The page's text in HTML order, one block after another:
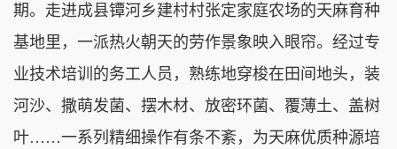
期。走进成县镡河乡建村村张定家庭农场的天麻育种
基地里，一派热火朝天的劳作景象映入眼帘。经过专
业技术培训的务工人员，熟练地穿梭在田间地头，装
河沙、撒萌发菌、摆木材、放密环菌、覆薄土、盖树
叶……一系列精细操作有条不紊，为天麻优质种源培